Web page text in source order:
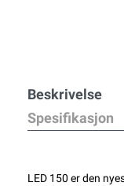
Beskrivelse
Spesifikasjon
LED 150 er den